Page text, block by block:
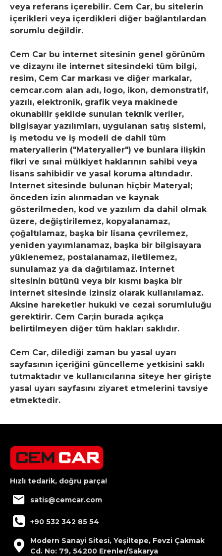
veya referans içerebilir. Cem Car, bu sitelerin
içerikleri veya içerdikleri diğer bağlantılardan
sorumlu değildir.
Cem Car bu internet sitesinin genel görünüm
ve dizaynı ile internet sitesindeki tüm bilgi,
resim, Cem Car markası ve diğer markalar,
cemcar.com alan adı, logo, ikon, demonstratif,
yazılı, elektronik, grafik veya makinede
okunabilir şekilde sunulan teknik veriler,
bilgisayar yazılımları, uygulanan satış sistemi,
iş metodu ve iş modeli de dahil tüm
materyallerin ("Materyaller") ve bunlara ilişkin
fikri ve sınai mülkiyet haklarının sahibi veya
lisans sahibidir ve yasal koruma altındadır.
Internet sitesinde bulunan hiçbir Materyal;
önceden izin alınmadan ve kaynak
gösterilmeden, kod ve yazılım da dahil olmak
üzere, değiştirilemez, kopyalanamaz,
çoğaltılamaz, başka bir lisana çevrilemez,
yeniden yayımlanamaz, başka bir bilgisayara
yüklenemez, postalanamaz, iletilemez,
sunulamaz ya da dağıtılamaz. Internet
sitesinin bütünü veya bir kısmı başka bir
internet sitesinde izinsiz olarak kullanılamaz.
Aksine hareketler hukuki ve cezai sorumluluğu
gerektirir. Cem Car;in burada açıkça
belirtilmeyen diğer tüm hakları saklıdır.
Cem Car, dilediği zaman bu yasal uyarı
sayfasının içeriğini güncelleme yetkisini saklı
tutmaktadır ve kullanıcılarına siteye her girişte
yasal uyarı sayfasını ziyaret etmelerini tavsiye
etmektedir.
Hızlı tedarik, doğru parça!
satis@cemcar.com
+90 532 342 85 54
Modern Sanayi Sitesi, Yeşiltepe, Fevzi Çakmak
Cd. No: 79, 54200 Erenler/Sakarya